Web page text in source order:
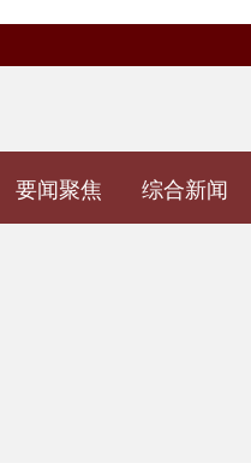
要闻聚焦 综合新闻